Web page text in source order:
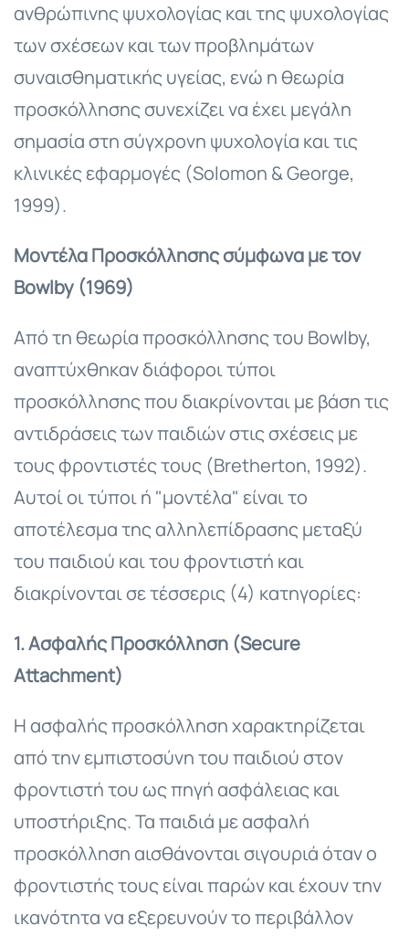
ανθρώπινης ψυχολογίας και της ψυχολογίας
των σχέσεων και των προβλημάτων
συναισθηματικής υγείας, ενώ η θεωρία
προσκόλλησης συνεχίζει να έχει μεγάλη
σημασία στη σύγχρονη ψυχολογία και τις
κλινικές εφαρμογές (Solomon & George,
1999).
Μοντέλα Προσκόλλησης σύμφωνα με τον
Bowlby (1969)
Από τη θεωρία προσκόλλησης του Bowlby,
αναπτύχθηκαν διάφοροι τύποι
προσκόλλησης που διακρίνονται με βάση τις
αντιδράσεις των παιδιών στις σχέσεις με
τους φροντιστές τους (Bretherton, 1992).
Αυτοί οι τύποι ή "μοντέλα" είναι το
αποτέλεσμα της αλληλεπίδρασης μεταξύ
του παιδιού και του φροντιστή και
διακρίνονται σε τέσσερις (4) κατηγορίες:
1. Ασφαλής Προσκόλληση (Secure
Attachment)
Η ασφαλής προσκόλληση χαρακτηρίζεται
από την εμπιστοσύνη του παιδιού στον
φροντιστή του ως πηγή ασφάλειας και
υποστήριξης. Τα παιδιά με ασφαλή
προσκόλληση αισθάνονται σιγουριά όταν ο
φροντιστής τους είναι παρών και έχουν την
ικανότητα να εξερευνούν το περιβάλλον